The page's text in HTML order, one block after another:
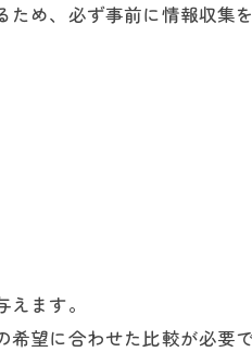
め、必ず事前に情報収集
ます。
望に合わせた比較が必要で